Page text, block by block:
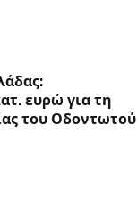
ευρώ για τη
του Οδοντωτού